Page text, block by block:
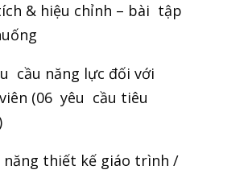
& hiệu chỉnh – bài tập
cầu năng lực đối với
(06 yêu cầu tiêu
thiết kế giáo trình /